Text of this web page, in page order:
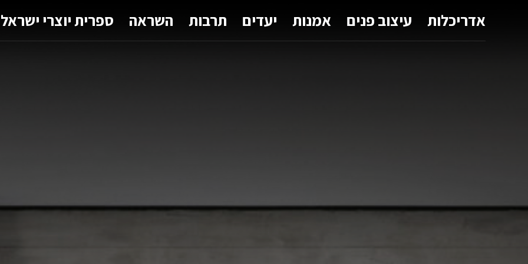
אדריכלות עיצוב פנים אמנות יעדים תרבות השראה ספרית יוצרי ישראל